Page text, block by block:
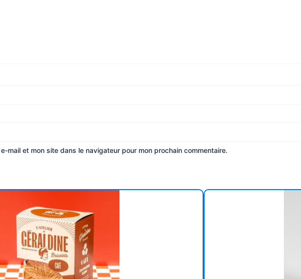
mail et mon site dans le navigateur pour mon prochain commentaire.